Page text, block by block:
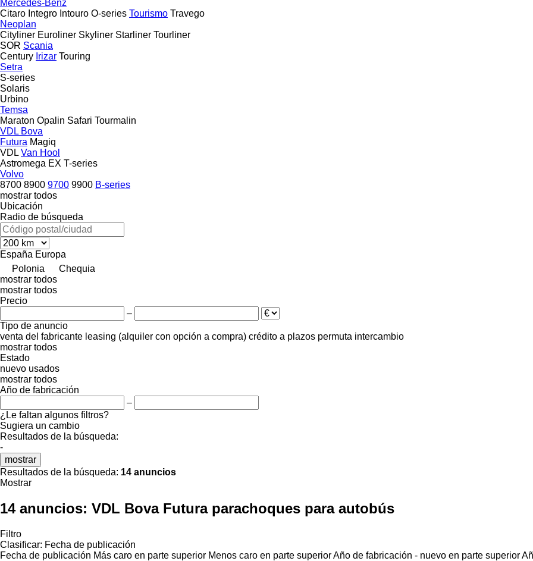
Mercedes-Benz
Citaro Integro Intouro O-series Tourismo Travego
Neoplan
Cityliner Euroliner Skyliner Starliner Tourliner
SOR Scania
Century Irizar Touring
Setra
S-series
Solaris
Urbino
Temsa
Maraton Opalin Safari Tourmalin
VDL Bova
Futura Magiq
VDL Van Hool
Astromega EX T-series
Volvo
8700 8900 9700 9900 B-series
mostrar todos
Ubicación
Radio de búsqueda
España Europa
Polonia
Chequia
mostrar todos
mostrar todos
Precio
–
Tipo de anuncio
venta del fabricante leasing (alquiler con opción a compra) crédito a plazos permuta intercambio
mostrar todos
Estado
nuevo usados
mostrar todos
Año de fabricación
–
¿Le faltan algunos filtros?
Sugiera un cambio
Resultados de la búsqueda:
-
mostrar
Resultados de la búsqueda: 14 anuncios
Mostrar
14 anuncios: VDL Bova Futura parachoques para autobús
Filtro
Clasificar: Fecha de publicación
Fecha de publicación Más caro en parte superior Menos caro en parte superiorAño de fabricación - nuevo en parte superior